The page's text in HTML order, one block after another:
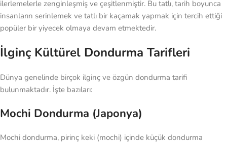
ilerlemelerle zenginleşmiş ve çeşitlenmiştir. Bu tatlı, tarih boyunca
insanların serinlemek ve tatlı bir kaçamak yapmak için tercih ettiği
popüler bir yiyecek olmaya devam etmektedir.
İlginç Kültürel Dondurma Tarifleri
Dünya genelinde birçok ilginç ve özgün dondurma tarifi
bulunmaktadır. İşte bazıları:
Mochi Dondurma (Japonya)
Mochi dondurma, pirinç keki (mochi) içinde küçük dondurma